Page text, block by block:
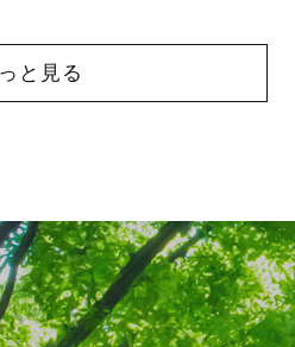
と見る